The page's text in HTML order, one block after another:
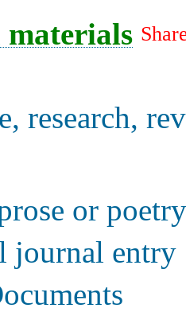
research,
or poetry
journal entry